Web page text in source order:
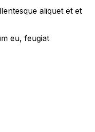
aliquet et et
eu, feugiat